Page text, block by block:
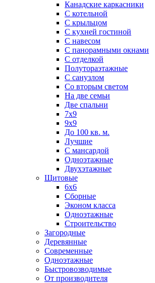
Канадские каркасники
С котельной
С крыльцом
С кухней гостиной
С навесом
С панорамными окнами
С отделкой
Полутораэтажные
С санузлом
Со вторым светом
На две семьи
Две спальни
7х9
9х9
До 100 кв. м.
Лучшие
С мансардой
Одноэтажные
Двухэтажные
Щитовые
6х6
Сборные
Эконом класса
Одноэтажные
Строительство
Загородные
Деревянные
Современные
Одноэтажные
Быстровозводимые
От производителя